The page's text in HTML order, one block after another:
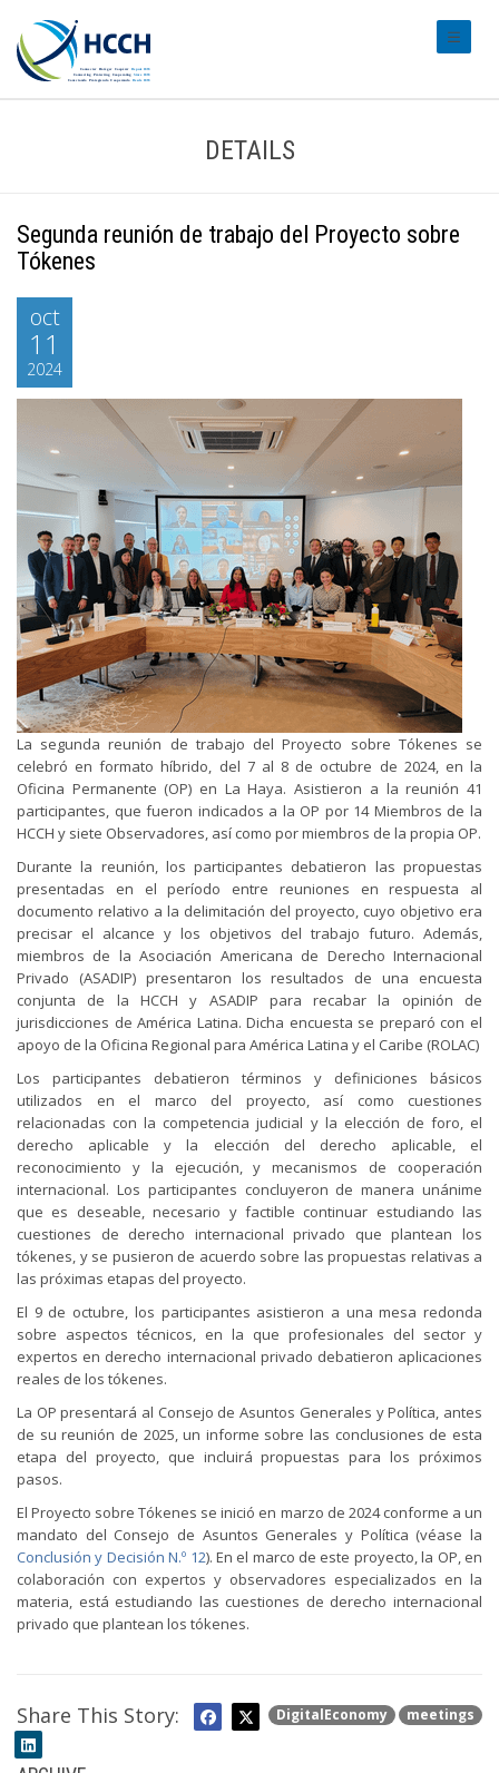
DETAILS
Segunda reunión de trabajo del Proyecto sobre
Tókenes
oct
11
2024
La segunda reunión de trabajo del Proyecto sobre Tókenes se
celebró en formato híbrido, del 7 al 8 de octubre de 2024, en la
Oficina Permanente (OP) en La Haya. Asistieron a la reunión 41
participantes, que fueron indicados a la OP por 14 Miembros de la
HCCH y siete Observadores, así como por miembros de la propia OP.
Durante la reunión, los participantes debatieron las propuestas
presentadas en el período entre reuniones en respuesta al
documento relativo a la delimitación del proyecto, cuyo objetivo era
precisar el alcance y los objetivos del trabajo futuro. Además,
miembros de la Asociación Americana de Derecho Internacional
Privado (ASADIP) presentaron los resultados de una encuesta
conjunta de la HCCH y ASADIP para recabar la opinión de
jurisdicciones de América Latina. Dicha encuesta se preparó con el
apoyo de la Oficina Regional para América Latina y el Caribe (ROLAC)
Los participantes debatieron términos y definiciones básicos
utilizados en el marco del proyecto, así como cuestiones
relacionadas con la competencia judicial y la elección de foro, el
derecho aplicable y la elección del derecho aplicable, el
reconocimiento y la ejecución, y mecanismos de cooperación
internacional. Los participantes concluyeron de manera unánime
que es deseable, necesario y factible continuar estudiando las
cuestiones de derecho internacional privado que plantean los
tókenes, y se pusieron de acuerdo sobre las propuestas relativas a
las próximas etapas del proyecto.
El 9 de octubre, los participantes asistieron a una mesa redonda
sobre aspectos técnicos, en la que profesionales del sector y
expertos en derecho internacional privado debatieron aplicaciones
reales de los tókenes.
La OP presentará al Consejo de Asuntos Generales y Política, antes
de su reunión de 2025, un informe sobre las conclusiones de esta
etapa del proyecto, que incluirá propuestas para los próximos
pasos.
El Proyecto sobre Tókenes se inició en marzo de 2024 conforme a un
mandato del Consejo de Asuntos Generales y Política (véase la
Conclusión y Decisión N.º 12). En el marco de este proyecto, la OP, en
colaboración con expertos y observadores especializados en la
materia, está estudiando las cuestiones de derecho internacional
privado que plantean los tókenes.
DigitalEconomy meetings
Share This Story: